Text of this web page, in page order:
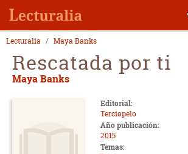
Lecturalia Maya Banks
Rescatada por ti
Maya Banks
Editorial:
Terciopelo
Año publicación:
2015
Temas: